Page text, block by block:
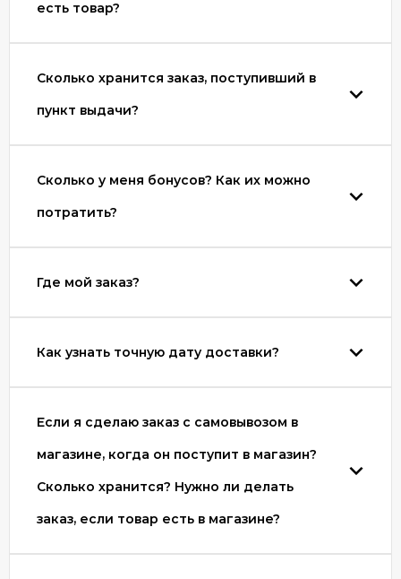
есть товар?
Сколько хранится заказ, поступивший в
пункт выдачи?
Сколько у меня бонусов? Как их можно
потратить?
Где мой заказ?
Как узнать точную дату доставки?
Если я сделаю заказ с самовывозом в
магазине, когда он поступит в магазин?
Сколько хранится? Нужно ли делать
заказ, если товар есть в магазине?